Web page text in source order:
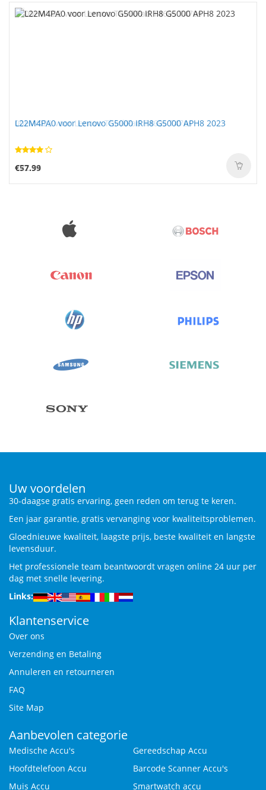
L22M4PA0 voor Lenovo G5000 IRH8 G5000 APH8 2023
€57.99
Uw voordelen
30-daagse gratis ervaring, geen reden om terug te keren.
Een jaar garantie, gratis vervanging voor kwaliteitsproblemen.
Gloednieuwe kwaliteit, laagste prijs, beste kwaliteit en langste
levensduur.
Het professionele team beantwoordt vragen online 24 uur per
dag met snelle levering.
Links:
Klantenservice
Over ons
Verzending en Betaling
Annuleren en retourneren
FAQ
Site Map
Aanbevolen categorie
Medische Accu's
Gereedschap Accu
Hoofdtelefoon Accu
Barcode Scanner Accu's
Muis Accu
Smartwatch accu